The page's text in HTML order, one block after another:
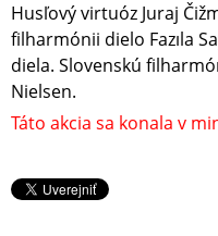
Husľový virtuóz Juraj
filharmónii dielo Fazıla
diela. Slovenskú
Nielsen.
Táto akcia sa konala v